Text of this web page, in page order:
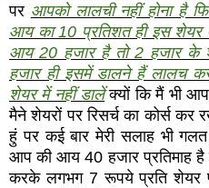
पर आपको लालची नहीं होना है
आय का 10 प्रतिशत ही इस शेयर
आय 20 हजार है तो 2 हजार के
हजार ही इसमें डालने हैं लालच
शेयर में नहीं डालेंक्यों कि मैं भी
मैने शेयरों पर रिसर्च का कोर्स कर
हुं पर कई बार मेरी सलाह भी
आप की आय 40 हजार प्रतिमाह
करके लगभग 7 रूपये प्रति